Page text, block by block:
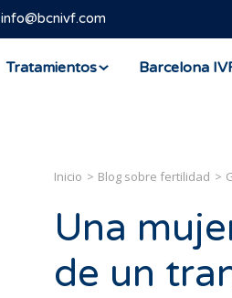
info@bcnivf.com
Tratamientos Barcelona
Inicio Blog sobre fertilidad
Una
de un